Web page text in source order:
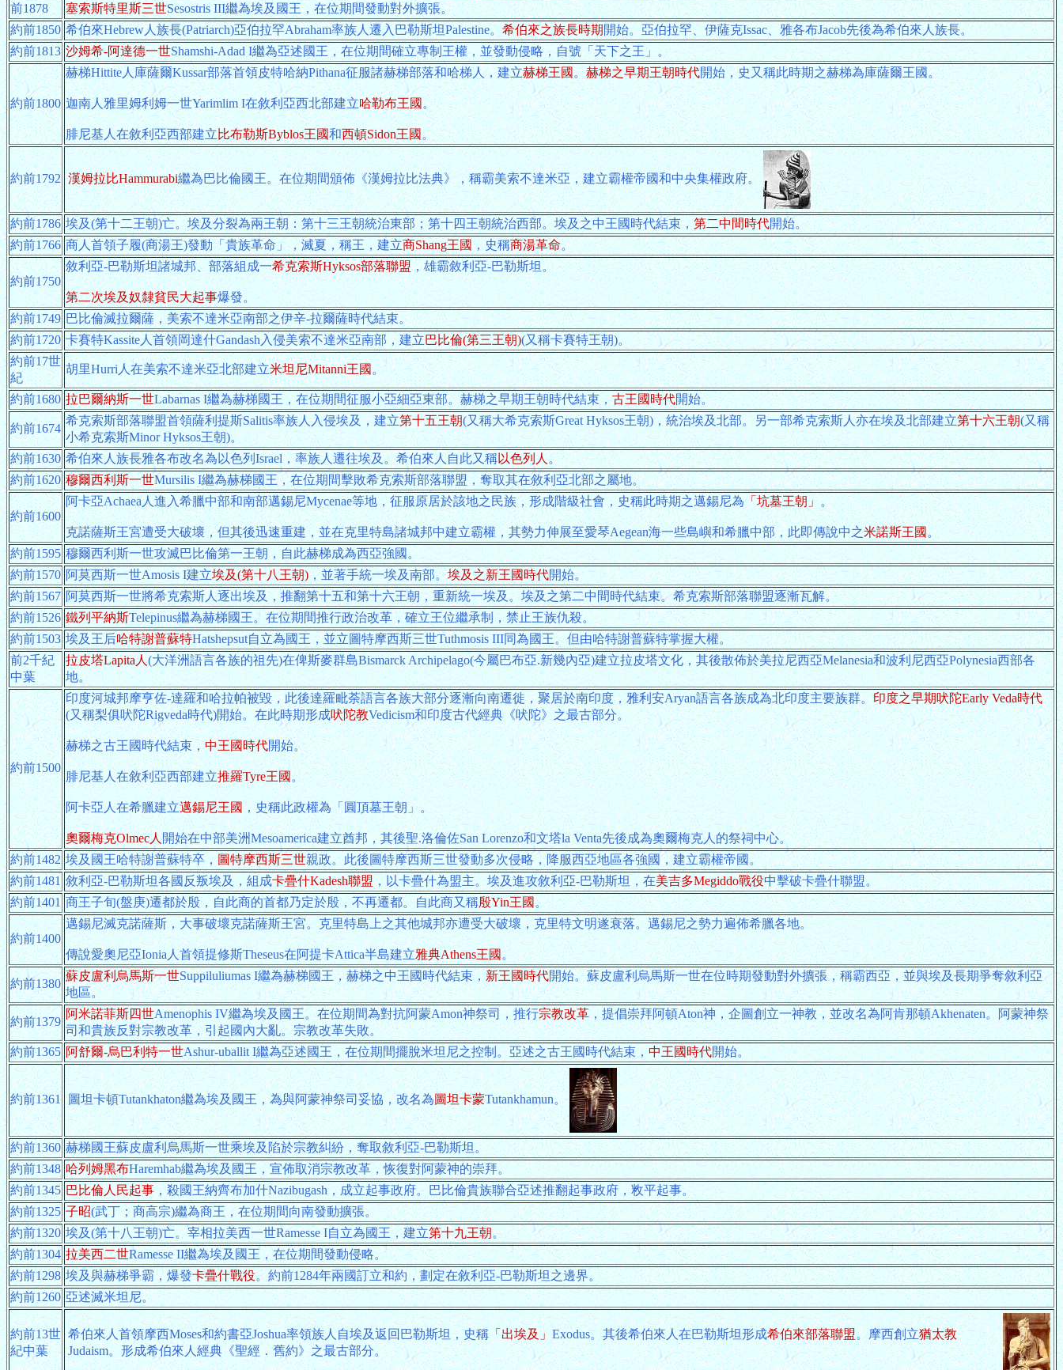
前1878
塞索斯特里斯三世Sesostris III繼為埃及國王，在位期間發動對外擴張。
約前1850 希伯來Hebrew人族長(Patriarch)亞伯拉罕Abraham率族人遷入巴勒斯坦Palestine。希伯來之族長時期開始。亞伯拉罕、伊薩克Issac、雅各布Jacob先後為希伯來人族長。
約前1813 沙姆希-阿達德一世Shamshi-Adad I繼為亞述國王，在位期間確立專制王權，並發動侵略，自號「天下之王」。
約前1800
赫梯Hittite人庫薩爾Kussar部落首領皮特哈納Pithana征服諸赫梯部落和哈梯人，建立赫梯王國。赫梯之早期王朝時代開始，史又稱此時期之赫梯為庫薩爾王國。
迦南人雅里姆利姆一世Yarimlim I在敘利亞西北部建立哈勒布王國。
腓尼基人在敘利亞西部建立比布勒斯Byblos王國和西頓Sidon王國。
約前1792 漢姆拉比Hammurabi繼為巴比倫國王。在位期間頒佈《漢姆拉比法典》，稱霸美索不達米亞，建立霸權帝國和中央集權政府。
約前1786 埃及(第十二王朝)亡。埃及分裂為兩王朝：第十三王朝統治東部；第十四王朝統治西部。埃及之中王國時代結束，第二中間時代開始。
約前1766 商人首領子履(商湯王)發動「貴族革命」，滅夏，稱王，建立商Shang王國，史稱商湯革命。
約前1750
敘利亞-巴勒斯坦諸城邦、部落組成一希克索斯Hyksos部落聯盟，雄霸敘利亞-巴勒斯坦。
第二次埃及奴隸貧民大起事爆發。
約前1749 巴比倫滅拉爾薩，美索不達米亞南部之伊辛-拉爾薩時代結束。
約前1720 卡賽特Kassite人首領岡達什Gandash入侵美索不達米亞南部，建立巴比倫(第三王朝)(又稱卡賽特王朝)。
約前17世
紀
胡里Hurri人在美索不達米亞北部建立米坦尼Mitanni王國。
約前1680 拉巴爾納斯一世Labarnas I繼為赫梯國王，在位期間征服小亞細亞東部。赫梯之早期王朝時代結束，古王國時代開始。
約前1674
希克索斯部落聯盟首領薩利提斯Salitis率族人入侵埃及，建立第十五王朝(又稱大希克索斯Great Hyksos王朝)，統治埃及北部。另一部希克索斯人亦在埃及北部建立第十六王朝(又稱
小希克索斯Minor Hyksos王朝)。
約前1630 希伯來人族長雅各布改名為以色列Israel，率族人遷往埃及。希伯來人自此又稱以色列人。
約前1620 穆爾西利斯一世Mursilis I繼為赫梯國王，在位期間擊敗希克索斯部落聯盟，奪取其在敘利亞北部之屬地。
約前1600
阿卡亞Achaea人進入希臘中部和南部邁錫尼Mycenae等地，征服原居於該地之民族，形成階級社會，史稱此時期之邁錫尼為「坑墓王朝」。
克諾薩斯王宮遭受大破壞，但其後迅速重建，並在克里特島諸城邦中建立霸權，其勢力伸展至愛琴Aegean海一些島嶼和希臘中部，此即傳說中之米諾斯王國。
約前1595 穆爾西利斯一世攻滅巴比倫第一王朝，自此赫梯成為西亞強國。
約前1570 阿莫西斯一世Amosis I建立埃及(第十八王朝)，並著手統一埃及南部。埃及之新王國時代開始。
約前1567 阿莫西斯一世將希克索斯人逐出埃及，推翻第十五和第十六王朝，重新統一埃及。埃及之第二中間時代結束。希克索斯部落聯盟逐漸瓦解。
約前1526 鐵列平納斯Telepinus繼為赫梯國王。在位期間推行政治改革，確立王位繼承制，禁止王族仇殺。
約前1503 埃及王后哈特謝普蘇特Hatshepsut自立為國王，並立圖特摩西斯三世Tuthmosis III同為國王。但由哈特謝普蘇特掌握大權。
前2千紀
中葉
拉皮塔Lapita人(大洋洲語言各族的祖先)在俾斯麥群島Bismarck Archipelago(今屬巴布亞.新幾內亞)建立拉皮塔文化，其後散佈於美拉尼西亞Melanesia和波利尼西亞Polynesia西部各
地。
約前1500
印度河城邦摩亨佐-達羅和哈拉帕被毀，此後達羅毗荼語言各族大部分逐漸向南遷徙，聚居於南印度，雅利安Aryan語言各族成為北印度主要族群。印度之早期吠陀Early Veda時代
(又稱梨俱吠陀Rigveda時代)開始。在此時期形成吠陀教Vedicism和印度古代經典《吠陀》之最古部分。
赫梯之古王國時代結束，中王國時代開始。
腓尼基人在敘利亞西部建立推羅Tyre王國。
阿卡亞人在希臘建立邁錫尼王國 ，史稱此政權為「圓頂墓王朝」。
奧爾梅克Olmec人開始在中部美洲Mesoamerica建立酋邦，其後聖.洛倫佐San Lorenzo和文塔la Venta先後成為奧爾梅克人的祭祠中心。
約前1482 埃及國王哈特謝普蘇特卒，圖特摩西斯三世親政。此後圖特摩西斯三世發動多次侵略，降服西亞地區各強國，建立霸權帝國。
約前1481 敘利亞-巴勒斯坦各國反叛埃及，組成卡疊什Kadesh聯盟，以卡疊什為盟主。埃及進攻敘利亞-巴勒斯坦，在美吉多Megiddo戰役中擊破卡疊什聯盟。
約前1401 商王子旬(盤庚)遷都於殷，自此商的首都乃定於殷，不再遷都。自此商又稱殷Yin王國。
約前1400
邁錫尼滅克諾薩斯，大事破壞克諾薩斯王宮。克里特島上之其他城邦亦遭受大破壞，克里特文明遂衰落。邁錫尼之勢力遍佈希臘各地。
傳說愛奧尼亞Ionia人首領提修斯Theseus在阿提卡Attica半島建立雅典Athens王國。
約前1380
蘇皮盧利烏馬斯一世Suppiluliumas I繼為赫梯國王，赫梯之中王國時代結束，新王國時代開始。蘇皮盧利烏馬斯一世在位時期發動對外擴張，稱霸西亞，並與埃及長期爭奪敘利亞
地區。
約前1379
阿米諾菲斯四世Amenophis IV繼為埃及國王。在位期間為對抗阿蒙Amon神祭司，推行宗教改革，提倡崇拜阿頓Aton神，企圖創立一神教，並改名為阿肯那頓Akhenaten。阿蒙神祭
司和貴族反對宗教改革，引起國內大亂。宗教改革失敗。
約前1365 阿舒爾-烏巴利特一世Ashur-uballit I繼為亞述國王，在位期間擺脫米坦尼之控制。亞述之古王國時代結束，中王國時代開始。
約前1361 圖坦卡頓Tutankhaton繼為埃及國王，為與阿蒙神祭司妥協，改名為圖坦卡蒙Tutankhamun。
約前1360 赫梯國王蘇皮盧利烏馬斯一世乘埃及陷於宗教糾紛，奪取敘利亞-巴勒斯坦。
約前1348 哈列姆黑布Haremhab繼為埃及國王，宣佈取消宗教改革，恢復對阿蒙神的崇拜。
約前1345 巴比倫人民起事，殺國王納齊布加什Nazibugash，成立起事政府。巴比倫貴族聯合亞述推翻起事政府，敉平起事。
約前1325 子昭(武丁；商高宗)繼為商王，在位期間向南發動擴張。
約前1320 埃及(第十八王朝)亡。宰相拉美西一世Ramesse I自立為國王，建立第十九王朝。
約前1304 拉美西二世Ramesse II繼為埃及國王，在位期間發動侵略。
約前1298 埃及與赫梯爭霸，爆發卡疊什戰役。約前1284年兩國訂立和約，劃定在敘利亞-巴勒斯坦之邊界。
約前1260 亞述滅米坦尼。
約前13世
紀中葉
希伯來人首領摩西Moses和約書亞Joshua率領族人自埃及返回巴勒斯坦，史稱「出埃及」Exodus。其後希伯來人在巴勒斯坦形成希伯來部落聯盟。摩西創立猶太教
Judaism。形成希伯來人經典《聖經．舊約》之最古部分。